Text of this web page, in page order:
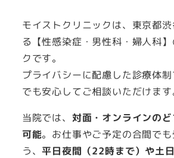
モイストクリニックは、東京都
る【性感染症・男性科・婦人科
クです。
プライバシーに配慮した診療体
でも安心してご相談いただけます
当院では、 対面・オンラインの
可能。お仕事やご予定の合間で
う、平日夜間（22時まで）や土